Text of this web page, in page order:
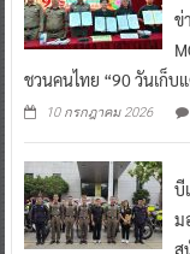
ข่
ชวนคนไทย “90 วันเก็บ
10 กรกฎาคม 2026
บี
ม
ส